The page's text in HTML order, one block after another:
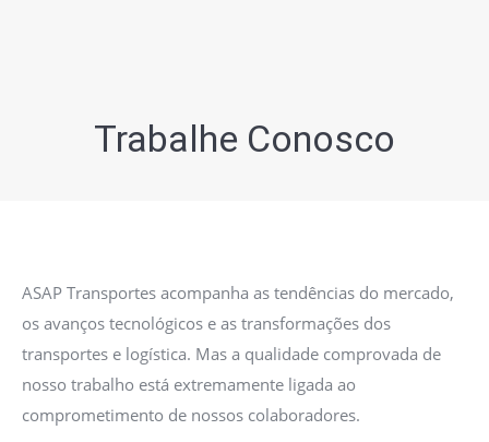
Trabalhe Conosco
ASAP Transportes acompanha as tendências do mercado,
os avanços tecnológicos e as transformações dos
transportes e logística. Mas a qualidade comprovada de
nosso trabalho está extremamente ligada ao
comprometimento de nossos colaboradores.